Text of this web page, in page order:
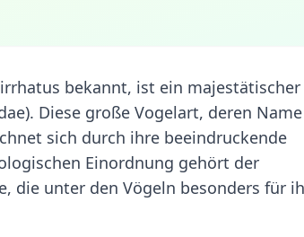
bekannt, ist ein majestätischer
Diese große Vogelart, deren
sich durch ihre beeindruckende
Einordnung gehört der
die unter den Vögeln besonders für